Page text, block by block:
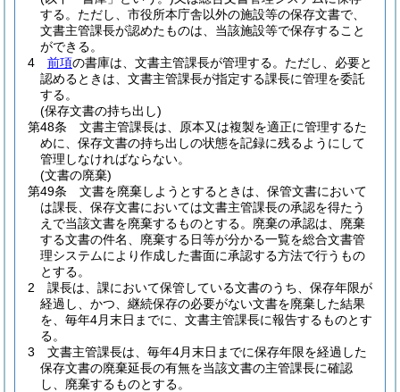
する。 ただし、市役所本庁舎以外の施設等の保存文書で、
文書主管課長が認めたものは、当該施設等で保存すること
ができる。
4
前項の書庫は、文書主管課長が管理する。 ただし、必要と
認めるときは、文書主管課長が指定する課長に管理を委託
する。
(保存文書の持ち出し)
第48条
文書主管課長は、原本又は複製を適正に管理するた
めに、保存文書の持ち出しの状態を記録に残るようにして
管理しなければならない。
(文書の廃棄)
第49条
文書を廃棄しようとするときは、保管文書において
は課長、保存文書においては文書主管課長の承認を得たう
えで当該文書を廃棄するものとする。 廃棄の承認は、廃棄
する文書の件名、廃棄する日等が分かる一覧を総合文書管
理システムにより作成した書面に承認する方法で行うもの
とする。
2
課長は、課において保管している文書のうち、保存年限が
経過し、かつ、継続保存の必要がない文書を廃棄した結果
を、毎年4月末日までに、文書主管課長に報告するものとす
る。
3
文書主管課長は、毎年4月末日までに保存年限を経過した
保存文書の廃棄延長の有無を当該文書の主管課長に確認
し、廃棄するものとする。